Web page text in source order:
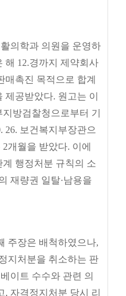
의학과 의원을 운영하
해 12.경까지 제약회사
매촉진 목적으로 합계
제공받았다. 원고는 이
방검찰청으로부터 기
26. 보건복지부장관으
2개월을 받았다. 이에
계 행정처분 규칙의 소
재량권 일탈·남용을
주장은 배척하였으나,
지처분을 취소하는 판
이트 수수와 관련 의
, 자격정지처분 당시 리